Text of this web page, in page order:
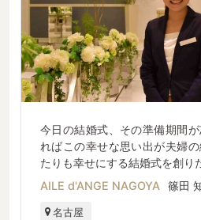
今日の結婚式、その準備期間
ればこの幸せな思い出が夫婦
たりも幸せにする結婚式を創り
AILE d'ANGE NAGOYA
篠田
名古屋